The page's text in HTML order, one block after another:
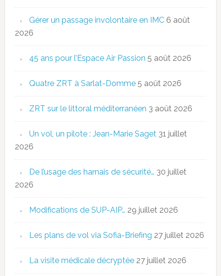
Gérer un passage involontaire en IMC 6 août
2026
45 ans pour l’Espace Air Passion 5 août 2026
Quatre ZRT à Sarlat-Domme 5 août 2026
ZRT sur le littoral méditerranéen 3 août 2026
Un vol, un pilote : Jean-Marie Saget 31 juillet
2026
De l’usage des harnais de sécurité… 30 juillet
2026
Modifications de SUP-AIP… 29 juillet 2026
Les plans de vol via Sofia-Briefing 27 juillet 2026
La visite médicale décryptée 27 juillet 2026